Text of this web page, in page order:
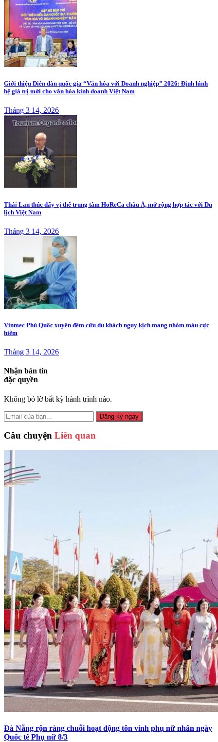
Giới thiệu Diễn đàn quốc gia “Văn hóa với Doanh nghiệp” 2026: Định hình
hệ giá trị mới cho văn hóa kinh doanh Việt Nam
Tháng 3 14, 2026
Thái Lan thúc đẩy vị thế trung tâm HoReCa châu Á, mở rộng hợp tác với Du
lịch Việt Nam
Tháng 3 14, 2026
Vinmec Phú Quốc xuyên đêm cứu du khách nguy kịch mang nhóm máu cực
hiếm
Tháng 3 14, 2026
Nhận bản tin
đặc quyền
Không bỏ lỡ bất kỳ hành trình nào.
Đăng ký ngay
Câu chuyện Liên quan
Đà Nẵng rộn ràng chuỗi hoạt động tôn vinh phụ nữ nhân ngày
Quốc tế Phụ nữ 8/3